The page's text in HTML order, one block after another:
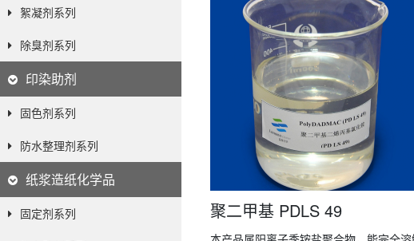
絮凝剂系列
除臭剂系列
印染助剂
固色剂系列
防水整理剂系列
纸浆造纸化学品
固定剂系列 聚二甲基 PDLS 49